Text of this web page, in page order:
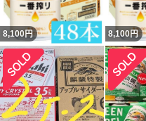
8,100円 8,100円